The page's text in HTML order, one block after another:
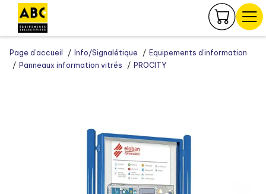
Page d’accueil Info/Signalétique
Equipements d'information
Panneaux information vitrés
PROCITY
Panneau de gestion des cookies